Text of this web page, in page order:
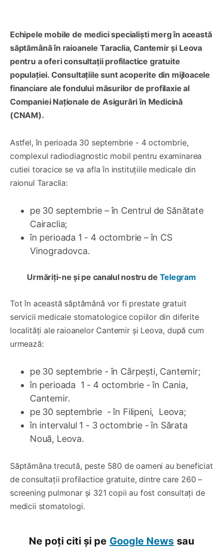
Echipele mobile de medici specialiști merg în această
săptămână în raioanele Taraclia, Cantemir și Leova
pentru a oferi consultații profilactice gratuite
populației. Consultațiile sunt acoperite din mijloacele
financiare ale fondului măsurilor de profilaxie al
Companiei Naționale de Asigurări în Medicină
(CNAM).
Astfel, în perioada 30 septembrie - 4 octombrie,
complexul radiodiagnostic mobil pentru examinarea
cutiei toracice se va afla în instituțiile medicale din
raionul Taraclia:
pe 30 septembrie – în Centrul de Sănătate
Cairaclia;
în perioada 1 - 4 octombrie – în CS
Vinogradovca.
Urmăriți-ne și pe canalul nostru de Telegram
Tot în această săptămână vor fi prestate gratuit
servicii medicale stomatologice copiilor din diferite
localități ale raioanelor Cantemir și Leova, după cum
urmează:
pe 30 septembrie - în Cârpești, Cantemir;
în perioada 1 - 4 octombrie - în Cania,
Cantemir.
pe 30 septembrie - în Filipeni, Leova;
în intervalul 1 - 3 octombrie - în Sărata
Nouă, Leova.
Săptămâna trecută, peste 580 de oameni au beneficiat
de consultații profilactice gratuite, dintre care 260 –
screening pulmonar și 321 copii au fost consultați de
medicii stomatologi.
Ne poți citi și pe Google News sau